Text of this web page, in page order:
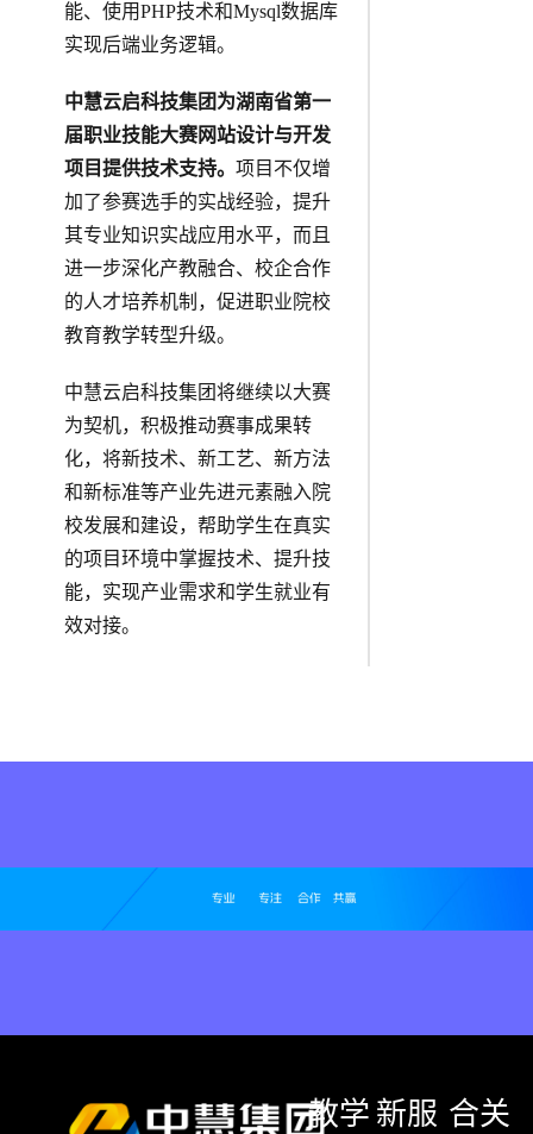
能、使用PHP技术和Mysql数据库
实现后端业务逻辑。
中慧云启科技集团为湖南省第一
届职业技能大赛网站设计与开发
项目提供技术支持。 项目不仅增
加了参赛选手的实战经验，提升
其专业知识实战应用水平，而且
进一步深化产教融合、校企合作
的人才培养机制，促进职业院校
教育教学转型升级。
中慧云启科技集团将继续以大赛
为契机，积极推动赛事成果转
化，将新技术、新工艺、新方法
和新标准等产业先进元素融入院
校发展和建设，帮助学生在真实
的项目环境中掌握技术、提升技
能，实现产业需求和学生就业有
效对接。
教学 新服 合关